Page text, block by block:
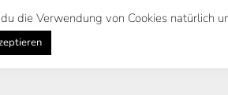
Suche
Search
AKTUELLES
die Verwendung von Cookies natürlich